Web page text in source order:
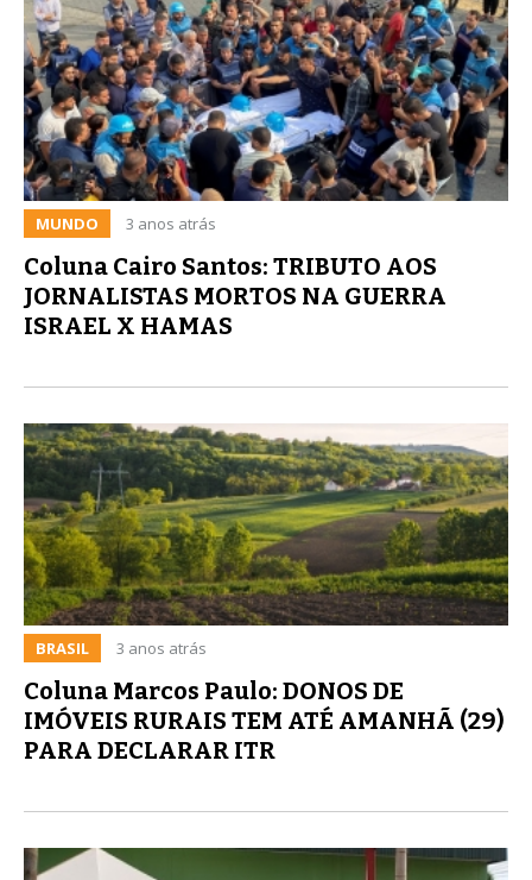
MUNDO 3 anos atrás
Coluna Cairo Santos: TRIBUTO AOS
JORNALISTAS MORTOS NA GUERRA
ISRAEL X HAMAS
BRASIL 3 anos atrás
Coluna Marcos Paulo: DONOS DE
IMÓVEIS RURAIS TEM ATÉ AMANHÃ (29)
PARA DECLARAR ITR